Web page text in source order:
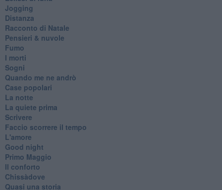
Jogging
Distanza
Racconto di Natale
Pensieri & nuvole
Fumo
I morti
Sogni
Quando me ne andrò
Case popolari
La notte
La quiete prima
Scrivere
Faccio scorrere il tempo
L'amore
Good night
Primo Maggio
Il conforto
Chissàdove
Quasi una storia